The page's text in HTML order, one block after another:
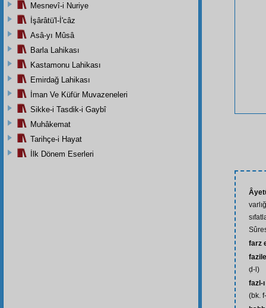
farz
ḍ-l)
fazl-
(bk.
Mesnevî-i Nuriye
İşârâtü'l-İ'câz
Asâ-yı Mûsâ
Barla Lahikası
Kastamonu Lahikası
Emirdağ Lahikası
İman Ve Küfür Muvazeneleri
Sikke-i Tasdik-i Gaybî
Muhâkemat
Tarihçe-i Hayat
İlk Dönem Eserleri